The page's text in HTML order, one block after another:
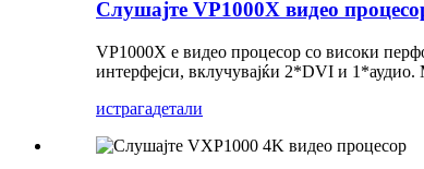
Слушајте VP1000X видео
VP1000X е видео процесор со високи
интерфејси, вклучувајќи 2*DVI и
истрагадетали